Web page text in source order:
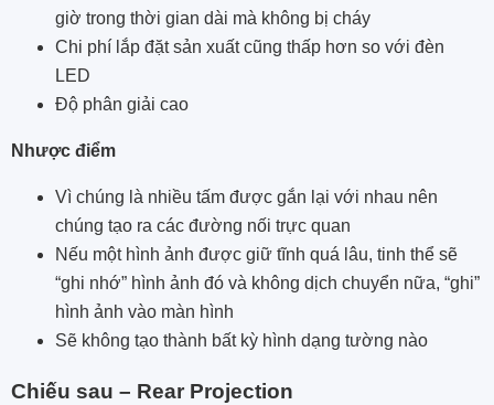
giờ trong thời gian dài mà không bị cháy
Chi phí lắp đặt sản xuất cũng thấp hơn so với đèn
LED
Độ phân giải cao
Nhược điểm
Vì chúng là nhiều tấm được gắn lại với nhau nên
chúng tạo ra các đường nối trực quan
Nếu một hình ảnh được giữ tĩnh quá lâu, tinh thể sẽ
“ghi nhớ” hình ảnh đó và không dịch chuyển nữa, “ghi”
hình ảnh vào màn hình
Sẽ không tạo thành bất kỳ hình dạng tường nào
Chiếu sau – Rear Projection